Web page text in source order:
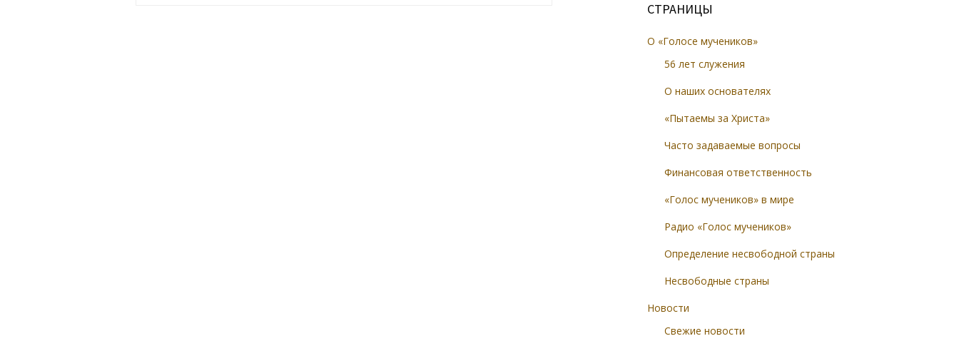
СТРАНИЦЫ
О «Голосе мучеников»
56 лет служения
О наших основателях
«Пытаемы за Христа»
Часто задаваемые вопросы
Финансовая ответственность
«Голос мучеников» в мире
Радио «Голос мучеников»
Определение несвободной страны
Несвободные страны
Новости
Свежие новости